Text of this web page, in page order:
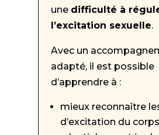
une difficulté à
l’excitation sexuelle.
Avec un
adapté, il est possible
d’apprendre à :
mieux reconnaître
d’excitation du corps